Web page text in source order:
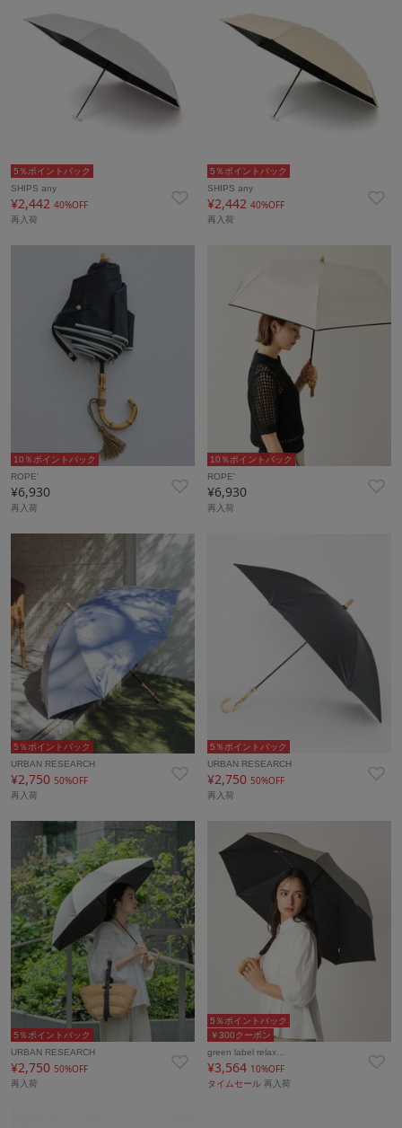
5％ポイントバック
SHIPS any
¥2,442 40%OFF
再入荷
5％ポイントバック
SHIPS any
¥2,44240%OFF
再入荷
10％ポイントバック
ROPE'
¥6,930
再入荷
10％ポイントバック
ROPE'
¥6,930
再入荷
5％ポイントバック
URBAN RESEARCH
¥2,750 50%OFF
再入荷
5％ポイントバック
URBAN RESEARCH
¥2,75050%OFF
再入荷
5％ポイントバック
URBAN RESEARCH
¥2,750 50%OFF
再入荷
￥300クーポン
5％ポイントバック
green label relax…
¥3,564 10%OFF
タイムセール再入荷